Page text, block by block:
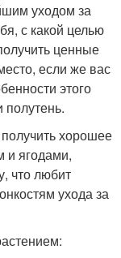
уходом за
с какой целью
ценные
если же вас
этого
полутень.
хорошее
и ягодами,
что любит
ухода за